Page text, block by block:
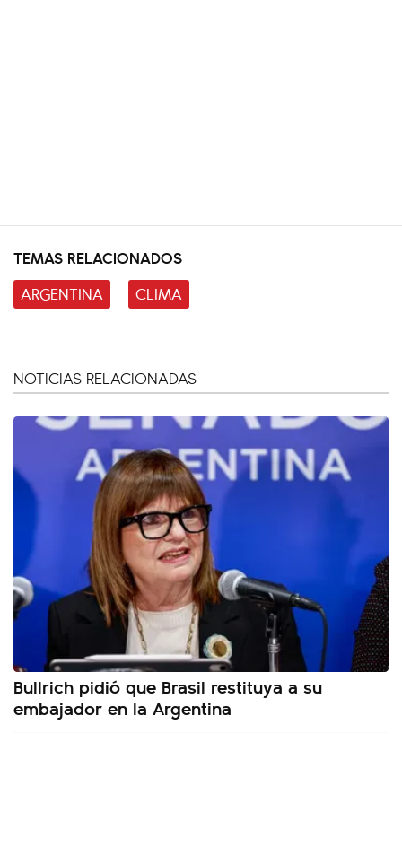
TEMAS RELACIONADOS
ARGENTINA
CLIMA
NOTICIAS RELACIONADAS
Bullrich pidió que Brasil restituya a su
embajador en la Argentina